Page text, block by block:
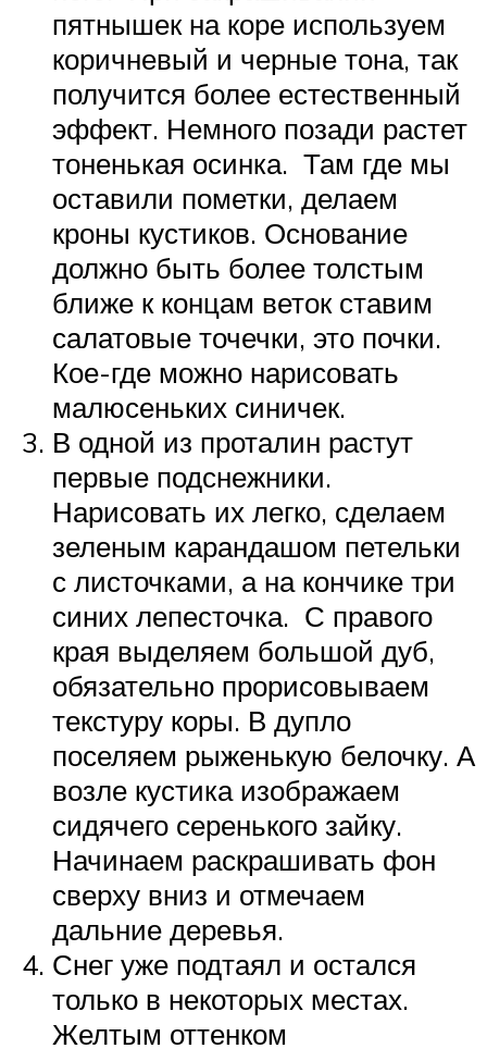
пятнышек на коре используем
коричневый и черные тона, так
получится более естественный
эффект. Немного позади растет
тоненькая осинка. Там где мы
оставили пометки, делаем
кроны кустиков. Основание
должно быть более толстым
ближе к концам веток ставим
салатовые точечки, это почки.
Кое-где можно нарисовать
малюсеньких синичек.
В одной из проталин растут
первые подснежники.
Нарисовать их легко, сделаем
зеленым карандашом петельки
с листочками, а на кончике три
синих лепесточка. С правого
края выделяем большой дуб,
обязательно прорисовываем
текстуру коры. В дупло
поселяем рыженькую белочку. А
возле кустика изображаем
сидячего серенького зайку.
Начинаем раскрашивать фон
сверху вниз и отмечаем
дальние деревья.
Снег уже подтаял и остался
только в некоторых местах.
Желтым оттенком